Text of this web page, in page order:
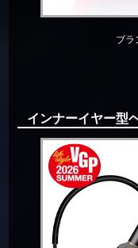
ブラ
インナーイヤー型